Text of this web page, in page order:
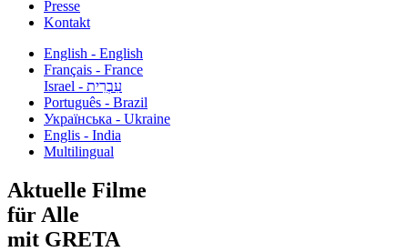
Presse
Kontakt
English - English
Français - France
עִבְרִית - Israel
Português - Brazil
Українська - Ukraine
Englis - India
Multilingual
Aktuelle Filme
für Alle
mit GRETA